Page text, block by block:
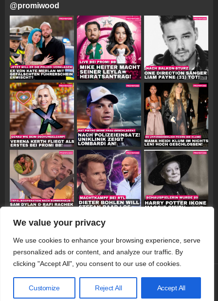
We value your privacy
We use cookies to enhance your browsing experience, serve
personalized ads or content, and analyze our traffic. By
clicking "Accept All", you consent to our use of cookies.
Customize Reject All Accept All
@promiwood
Follow on Instagram
Datenschutzerklärung Impressum